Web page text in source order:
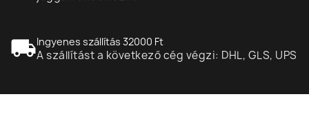
local_shippingIngyenes szállítás 32000 Ft
A szállítást a következő cég végzi: DHL, GLS, UPS